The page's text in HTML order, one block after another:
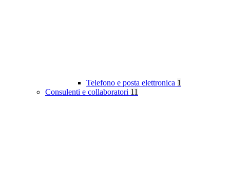
Telefono e posta elettronica 1
Consulenti e collaboratori 11